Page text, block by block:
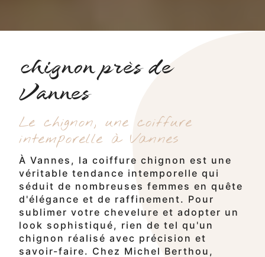
chignon près de
Vannes
Le chignon, une coiffure
intemporelle à Vannes
À Vannes, la coiffure chignon est une
véritable tendance intemporelle qui
séduit de nombreuses femmes en quête
d'élégance et de raffinement. Pour
sublimer votre chevelure et adopter un
look sophistiqué, rien de tel qu'un
chignon réalisé avec précision et
savoir-faire. Chez Michel Berthou,